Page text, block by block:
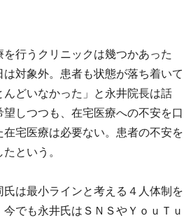
行うクリニックは幾つかあった
対象外。患者も状態が落ち着いて
どいなかった」と永井院長は話
しつつも、在宅医療への不安を口
宅医療は必要ない。患者の不安を
という。
は最小ラインと考える４人体制を
でも永井氏はＳＮＳやＹｏｕＴｕ